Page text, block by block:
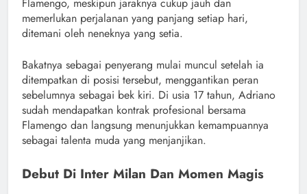
memerlukan perjalanan yang panjang setiap hari,
ditemani oleh neneknya yang setia.
Bakatnya sebagai penyerang mulai muncul setelah ia
ditempatkan di posisi tersebut, menggantikan peran
sebelumnya sebagai bek kiri. Di usia 17 tahun, Adriano
sudah mendapatkan kontrak profesional bersama
Flamengo dan langsung menunjukkan kemampuannya
sebagai talenta muda yang menjanjikan.
Debut Di Inter Milan Dan Momen Magis